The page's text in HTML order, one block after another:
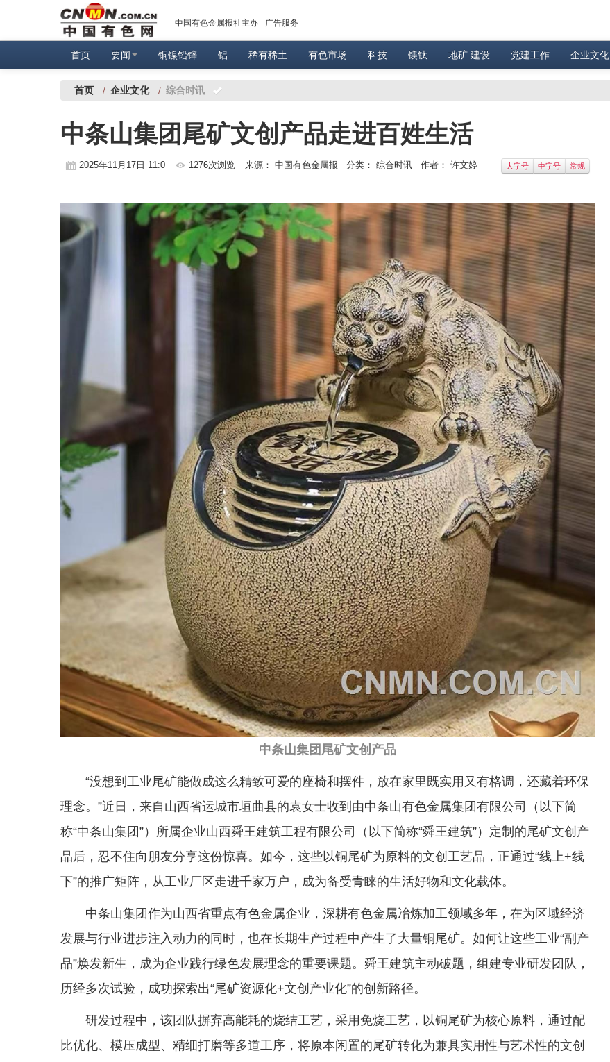
中国有色金属报社主办 广告服务
首页 要闻 铜镍铅锌 铝 稀有稀土 有色市场 科技 镁钛 地矿 建设 党建工作 企业文化
首页 / 企业文化 / 综合时讯
中条山集团尾矿文创产品走进百姓生活
2025年11月17日 11:0 1276次浏览 来源： 中国有色金属报 分类： 综合时讯 作者： 许文婷 大字号 中字号 常规
中条山集团尾矿文创产品
“没想到工业尾矿能做成这么精致可爱的座椅和摆件，放在家里既实用又有格调，还藏着环保
理念。”近日，来自山西省运城市垣曲县的袁女士收到由中条山有色金属集团有限公司（以下简
称“中条山集团”）所属企业山西舜王建筑工程有限公司（以下简称“舜王建筑”）定制的尾矿文创产
品后，忍不住向朋友分享这份惊喜。如今，这些以铜尾矿为原料的文创工艺品，正通过“线上+线
下”的推广矩阵，从工业厂区走进千家万户，成为备受青睐的生活好物和文化载体。
中条山集团作为山西省重点有色金属企业，深耕有色金属冶炼加工领域多年，在为区域经济
发展与行业进步注入动力的同时，也在长期生产过程中产生了大量铜尾矿。如何让这些工业“副产
品”焕发新生，成为企业践行绿色发展理念的重要课题。舜王建筑主动破题，组建专业研发团队，
历经多次试验，成功探索出“尾矿资源化+文创产业化”的创新路径。
研发过程中，该团队摒弃高能耗的烧结工艺，采用免烧工艺，以铜尾矿为核心原料，通过配
比优化、模压成型、精细打磨等多道工序，将原本闲置的尾矿转化为兼具实用性与艺术性的文创